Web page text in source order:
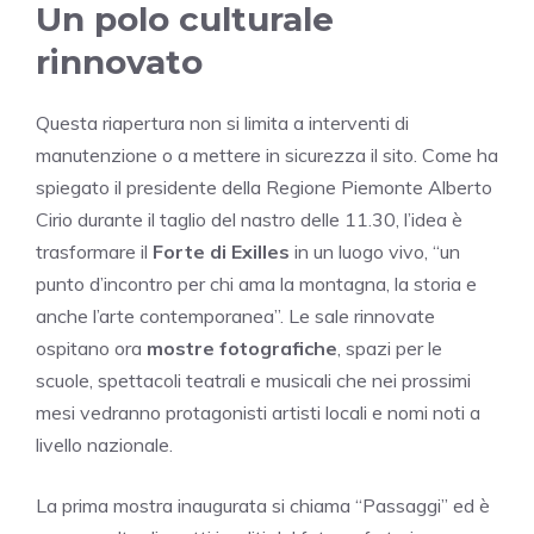
Un polo culturale
rinnovato
Questa riapertura non si limita a interventi di
manutenzione o a mettere in sicurezza il sito. Come ha
spiegato il presidente della Regione Piemonte Alberto
Cirio durante il taglio del nastro delle 11.30, l’idea è
trasformare il Forte di Exilles in un luogo vivo, “un
punto d’incontro per chi ama la montagna, la storia e
anche l’arte contemporanea”. Le sale rinnovate
ospitano ora mostre fotografiche , spazi per le
scuole, spettacoli teatrali e musicali che nei prossimi
mesi vedranno protagonisti artisti locali e nomi noti a
livello nazionale.
La prima mostra inaugurata si chiama “Passaggi” ed è